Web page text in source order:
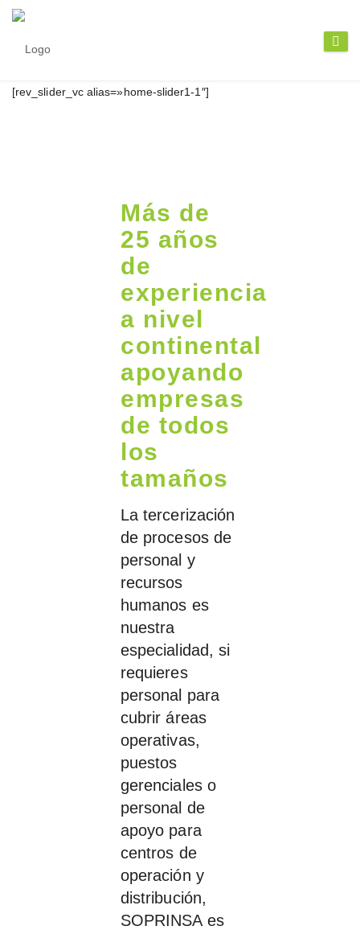
[rev_slider_vc alias=»home-slider1-1″]
Más de
25 años
de
experiencia
a nivel
continental
apoyando
empresas
de todos
los
tamaños
La tercerización
de procesos de
personal y
recursos
humanos es
nuestra
especialidad, si
requieres
personal para
cubrir áreas
operativas,
puestos
gerenciales o
personal de
apoyo para
centros de
operación y
distribución,
SOPRINSA es